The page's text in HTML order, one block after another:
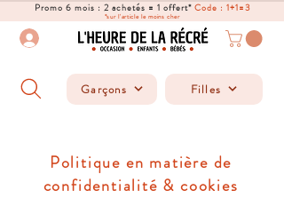
Promo 6 mois : 2 achetés = 1 offert*Code : 1+1=3
*sur l'article le moins cher
Garçons Filles
Politique en matière de
confidentialité & cookies